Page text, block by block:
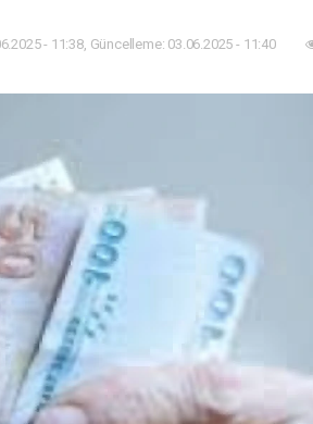
- 11:38, Güncelleme: 03.06.2025 - 11:40